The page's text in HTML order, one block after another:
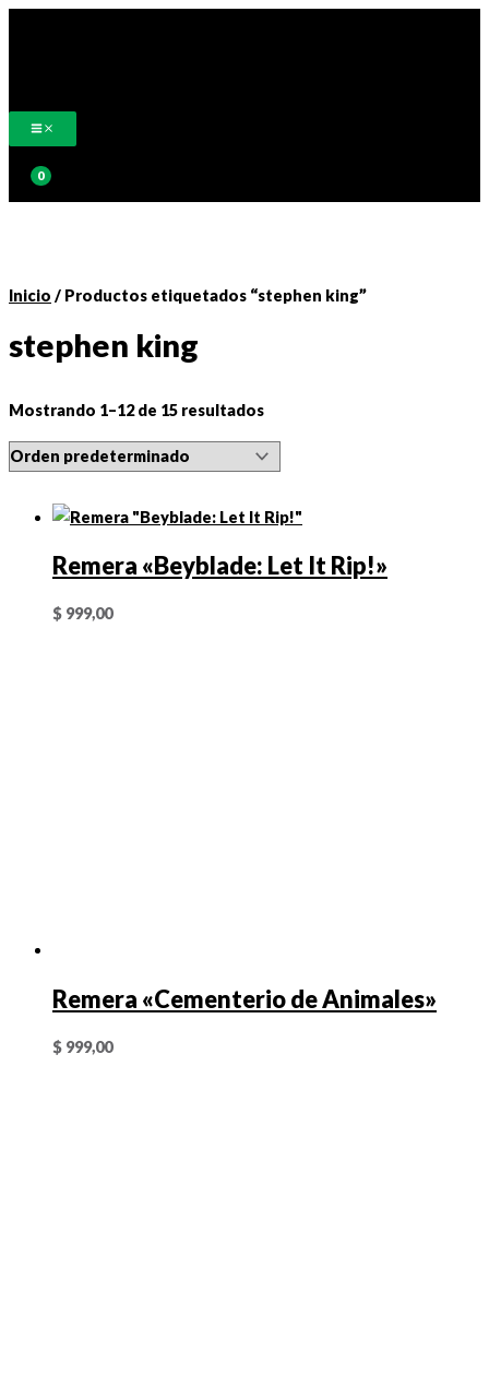
Inicio / Productos etiquetados “stephen king”
stephen king
Mostrando 1–12 de 15 resultados
Remera «Beyblade: Let It Rip!»
$ 999,00
Remera «Cementerio de Animales»
$ 999,00